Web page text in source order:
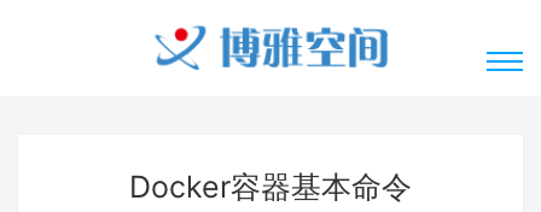
Docker容器基本命令